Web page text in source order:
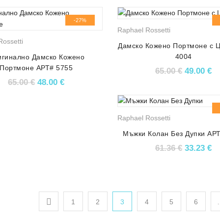
-27%
Дамско Кожено
Портмоне АРТ# 5755
65.00€ Original price was: 65.00 €.
48.00€Текущата цена е: 48.00 €.
Raphael Rossetti
Дамско Кожено Портмоне с
4004
65.00€ Original
49.00€
Raphael Rossetti
Мъжки Колан Без Дупки
61.36€ Original
33.23€
1 2 3 4 5 6